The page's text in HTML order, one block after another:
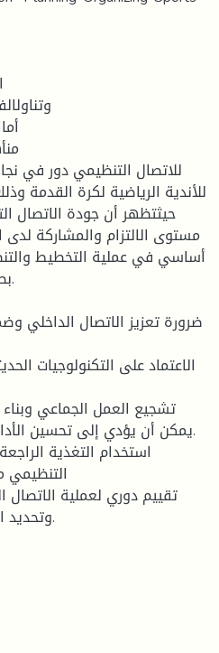
للأندية الرياضية لكرة القدمة
حيثتظهر أن جودة الاتصال
مستوى الالتزام والمشاركة
أساسي في عملية التخطيط
يمكن أن يؤدي إلى تحسين
وتحديد